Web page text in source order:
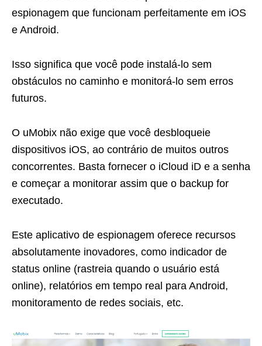
espionagem que funcionam perfeitamente em iOS
e Android.
Isso significa que você pode instalá-lo sem
obstáculos no caminho e monitorá-lo sem erros
futuros.
O uMobix não exige que você desbloqueie
dispositivos iOS, ao contrário de muitos outros
concorrentes. Basta fornecer o iCloud iD e a senha
e começar a monitorar assim que o backup for
executado.
Este aplicativo de espionagem oferece recursos
absolutamente inovadores, como indicador de
status online (rastreia quando o usuário está
online), relatórios em tempo real para Android,
monitoramento de redes sociais, etc.